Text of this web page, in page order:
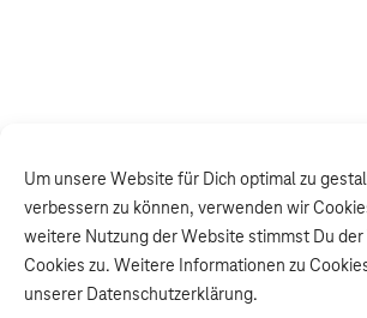
Um unsere Website für Dich optimal zu
verbessern zu können, verwenden wir
weitere Nutzung der Website stimmst Du der
Cookies zu. Weitere Informationen zu
unserer Datenschutzerklärung.